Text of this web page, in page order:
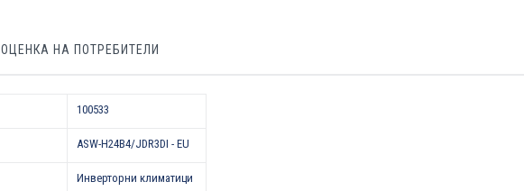
ОЦЕНКА НА ПОТРЕБИТЕЛИ
100533
ASW-H24B4/JDR3DI - EU
Инверторни климатици